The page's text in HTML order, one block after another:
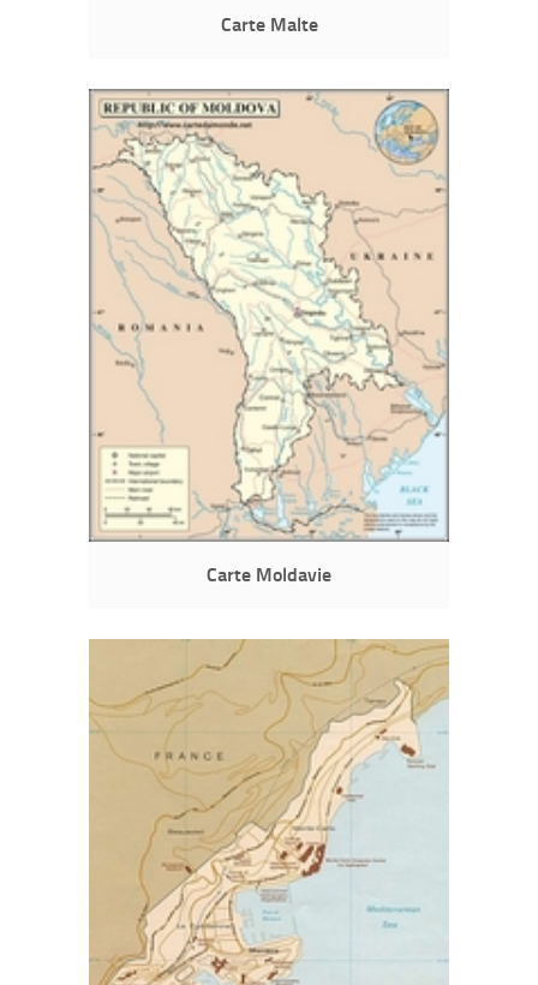
Carte Malte
Carte Moldavie